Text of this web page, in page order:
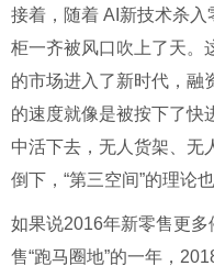
接着，随着 AI新技术杀
柜一齐被风口吹上了天。
的市场进入了新时代，融
的速度就像是被按下了快
中活下去，无人货架、无
倒下，“第三空间”的理论
如果说2016年新零售更
售“跑马圈地”的一年，